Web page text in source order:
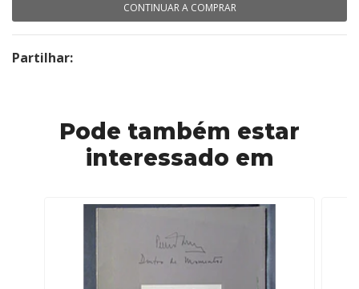
CONTINUAR A COMPRAR
Partilhar:
Pode também estar
interessado em